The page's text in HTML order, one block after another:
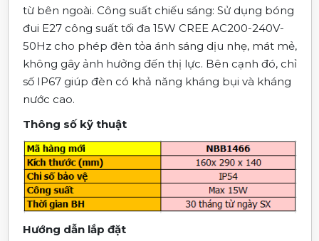
từ bên ngoài. Công suất chiếu sáng: Sử dụng bóng
đui E27 công suất tối đa 15W CREE AC200-240V-
50Hzcho phép đèn tỏa ánh sáng dịu nhẹ, mát mẻ,
không gây ảnh hưởng đến thị lực. Bên cạnh đó, chỉ
số IP67 giúp đèn có khả năng kháng bụi và kháng
nước cao.
Thông số kỹ thuật
Hướng dẫn lắp đặt